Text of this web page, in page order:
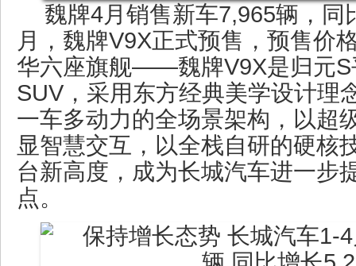
魏牌4月销售新车7,965辆，同
月，魏牌V9X正式预售，预售价
华六座旗舰——魏牌V9X是归元S
SUV，采用东方经典美学设计理
一车多动力的全场景架构，以超
显智慧交互，以全栈自研的硬核
台新高度，成为长城汽车进一步
点。